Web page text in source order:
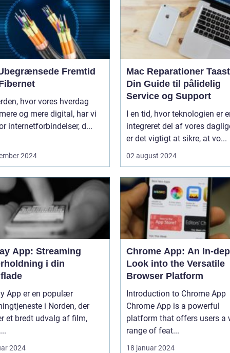
Fremtid
hvor vores hverdag
og mere digital, har vi
internetforbindelser, d...
2024
Mac Reparationer
Din Guide til pålidelig
Service og Support
I en tid, hvor teknologien er
integreret del af vores
er det vigtigt at sikre, at vo...
02 august 2024
App: Streaming
i din
App er en populær
i Norden, der
et bredt udvalg af film,
2024
Chrome App: An In-
Look into the Versatile
Browser Platform
Introduction to Chrome App
Chrome App is a powerful
platform that offers users a
range of feat...
18 januar 2024